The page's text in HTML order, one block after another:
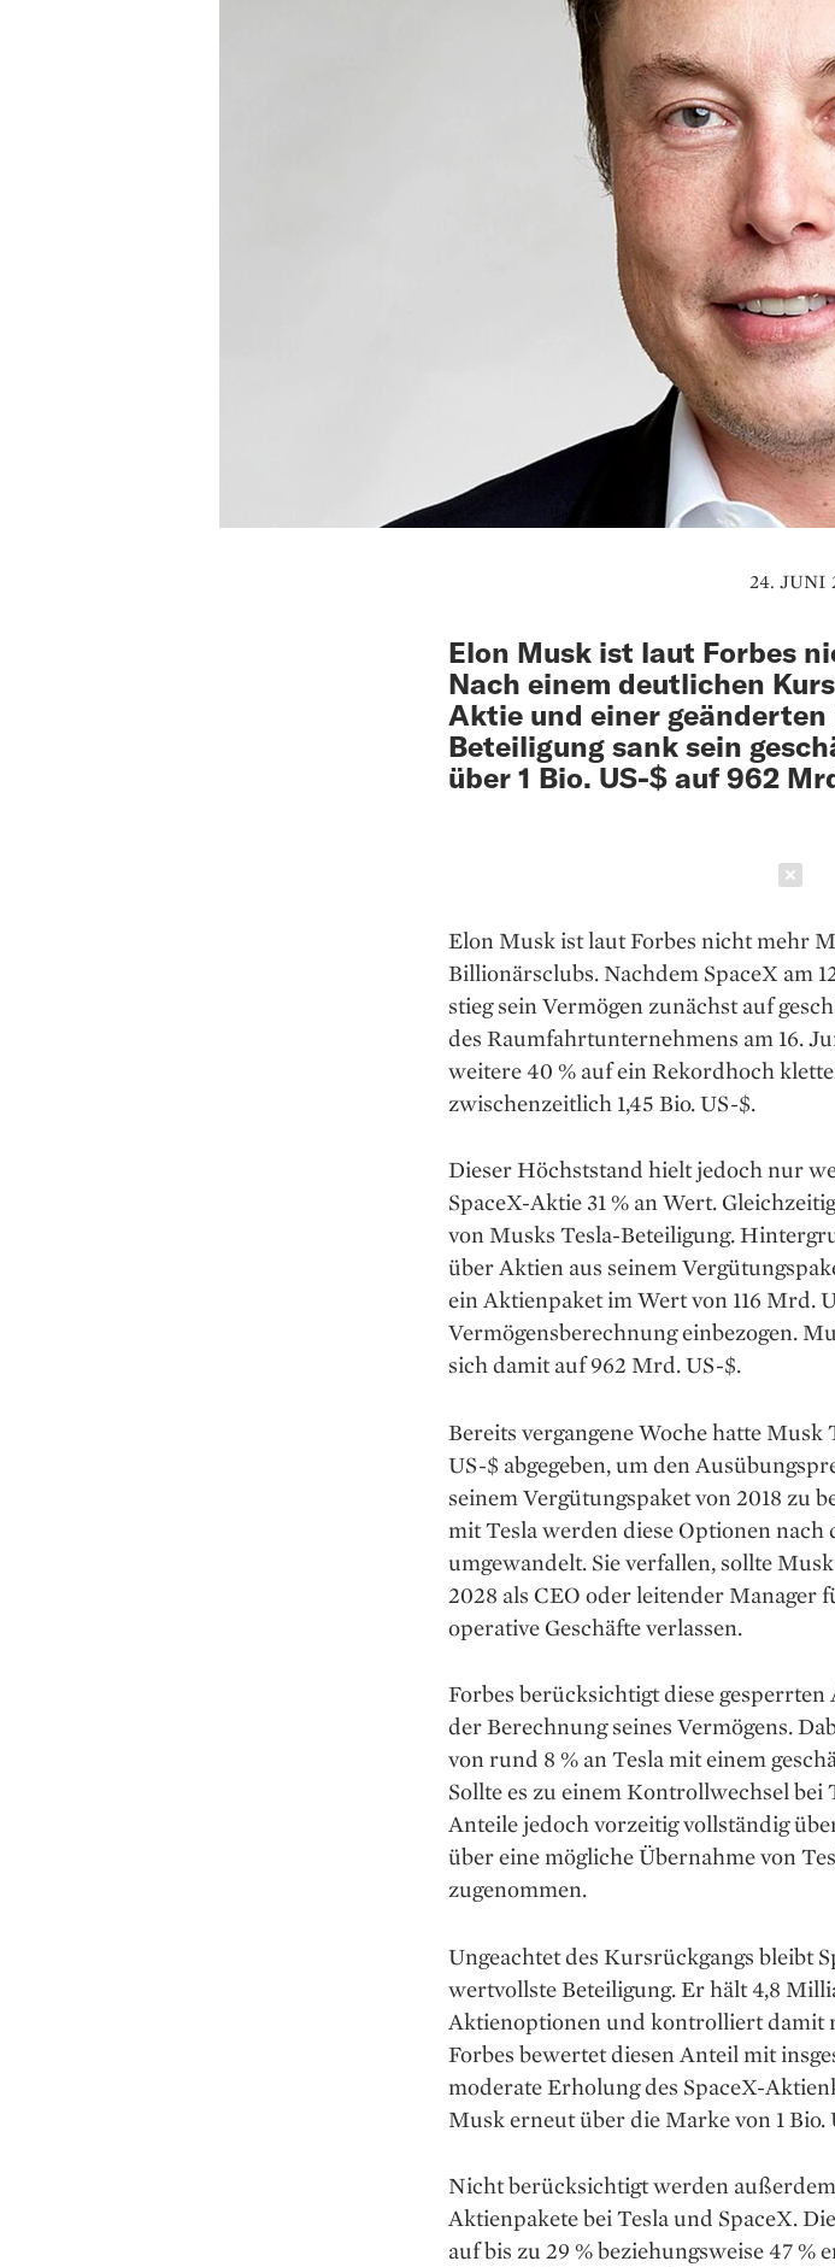
24. JUNI
Elon Musk ist laut Forbes
Nach einem deutlichen
Aktie und einer geänderten
Beteiligung sank sein
über 1 Bio. US-$ auf 962
Elon Musk ist laut Forbes nicht mehr
Billionärsclubs. Nachdem SpaceX am
stieg sein Vermögen zunächst auf
des Raumfahrtunternehmens am 16.
weitere 40 % auf ein Rekordhoch
zwischenzeitlich 1,45 Bio. US-$.
Dieser Höchststand hielt jedoch nur
SpaceX-Aktie 31 % an Wert.
von Musks Tesla-Beteiligung.
über Aktien aus seinem
ein Aktienpaket im Wert von 116 Mrd.
Vermögensberechnung einbezogen.
sich damit auf 962 Mrd. US-$.
Bereits vergangene Woche hatte
US-$ abgegeben, um den
seinem Vergütungspaket von 2018 zu
mit Tesla werden diese Optionen
umgewandelt. Sie verfallen, sollte
2028 als CEO oder leitender
operative Geschäfte verlassen.
Forbes berücksichtigt diese
der Berechnung seines Vermögens.
von rund 8 % an Tesla mit einem
Sollte es zu einem Kontrollwechsel bei
Anteile jedoch vorzeitig vollständig
über eine mögliche Übernahme von
zugenommen.
Ungeachtet des Kursrückgangs bleibt
wertvollste Beteiligung. Er hält 4,8
Aktienoptionen und kontrolliert damit
Forbes bewertet diesen Anteil mit
moderate Erholung des SpaceX-
Musk erneut über die Marke von 1 Bio.
Nicht berücksichtigt werden
Aktienpakete bei Tesla und SpaceX.
auf bis zu 29 % beziehungsweise 47